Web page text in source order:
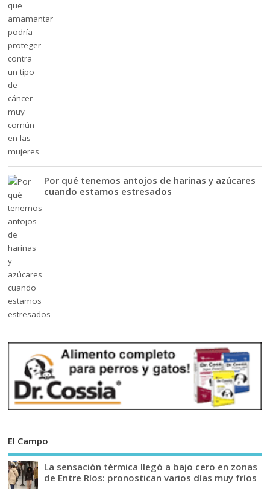
Por qué tenemos antojos de harinas y azúcares
cuando estamos estresados
El Campo
La sensación térmica llegó a bajo cero en zonas
de Entre Ríos: pronostican varios días muy fríos